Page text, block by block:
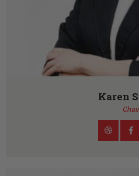
Karen
Chair